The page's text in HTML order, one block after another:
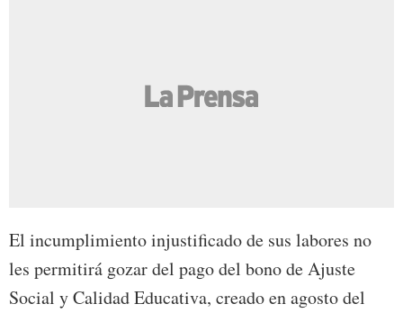
El incumplimiento injustificado de sus labores no
les permitirá gozar del pago del bono de Ajuste
Social y Calidad Educativa, creado en agosto del